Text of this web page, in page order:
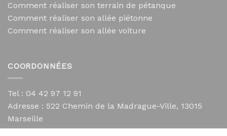
Comment réaliser son terrain de pétanque
Comment réaliser son allée piétonne
Comment réaliser son allée voiture
COORDONNÉES
Tel : 04 42 97 12 91
Adresse : 522 Chemin de la Madrague-Ville, 13015
Marseille
contact@mycailloux.com